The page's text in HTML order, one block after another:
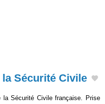
Sécurité Civile
la Sécurité Civile française. Prise